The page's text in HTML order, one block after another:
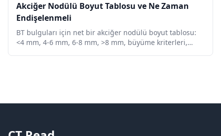
Akciğer Nodülü Boyut Tablosu ve Ne Zaman
Endişelenmeli
BT bulguları için net bir akciğer nodülü boyut tablosu:
<4 mm, 4-6 mm, 6-8 mm, >8 mm, büyüme kriterleri,